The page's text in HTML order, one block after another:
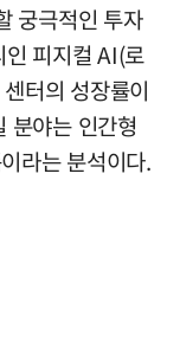
궁극적인 투자
인 피지컬 AI(로
터의 성장률이
분야는 인간형
라는 분석이다.